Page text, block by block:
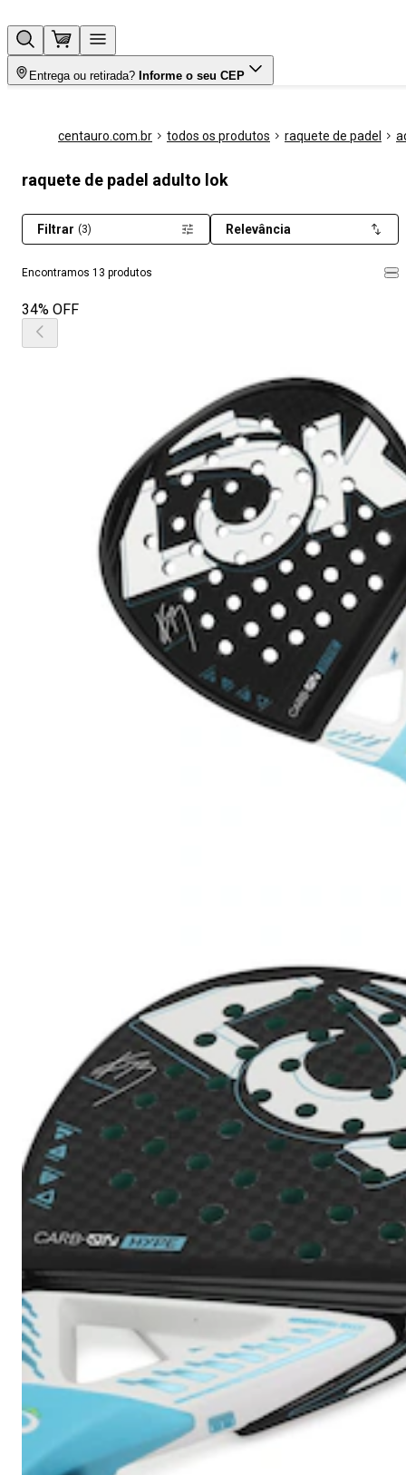
Entrega ou retirada? Informe o seu CEP
centauro.com.br todos os produtos raquete de padel
raquete de padel adulto lok
Encontramos 13 produtos
Filtrar (3) Relevância
34% OFF